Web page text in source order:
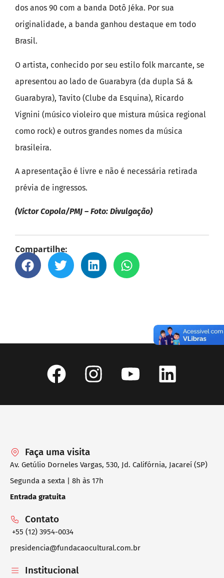
dos anos 90 com a banda Dotô Jéka. Por sua
originalidade, a banda ganhou destaque em todo
Brasil.
O artista, conhecido por seu estilo folk marcante, se
apresentou ao lado de Guarabyra (da dupla Sá &
Guarabyra), Tavito (Clube da Esquina), Ricardo
Vignini (músico violeiro que mistura música regional
como rock) e outros grandes nomes da música
brasileira.
A apresentação é livre e não é necessária retirada
prévia de ingressos.
(Victor Copola/PMJ – Foto: Divulgação)
Compartilhe:
Faça uma visita
Av. Getúlio Dorneles Vargas, 530, Jd. Califórnia, Jacareí (SP)
Segunda a sexta | 8h às 17h
Entrada gratuita
Contato
+55 (12) 3954-0034
presidencia@fundacaocultural.com.br
Institucional